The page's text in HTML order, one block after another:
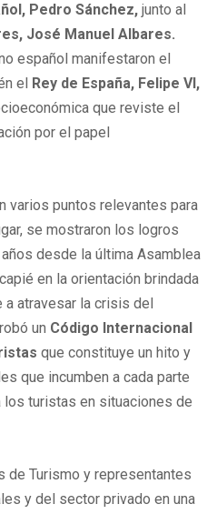
Pedro Sánchez, junto al
José Manuel Albares.
español manifestaron el
el
Rey de España, Felipe VI,
que reviste el
por el papel
varios puntos relevantes para
se mostraron los logros
desde la última Asamblea
en la orientación brindada
atravesar la crisis del
un Código Internacional
que constituye un hito y
que incumben a cada parte
los turistas en situaciones de
de Turismo y representantes
y del sector privado en una